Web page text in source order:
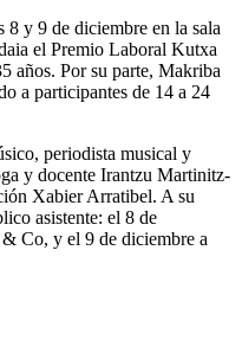
8 y 9 de diciembre en la sala
el Premio Laboral Kutxa
años. Por su parte, Makriba
a participantes de 14 a 24
periodista musical y
y docente Irantzu Martinitz-
Xabier Arratibel. A su
asistente: el 8 de
Co, y el 9 de diciembre a